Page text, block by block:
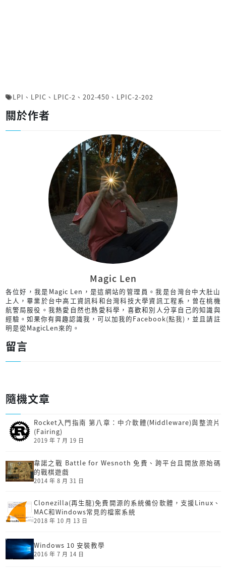
LPI 、 LPIC 、 LPIC-2 、 202-450 、 LPIC-2-202
關於作者
Magic Len
各位好，我是Magic Len，是這網站的管理員。我是台灣台中大肚山
上人，畢業於台中高工資訊科和台灣科技大學資訊工程系，曾在桃機
航警局服役。我熱愛自然也熱愛科學，喜歡和別人分享自己的知識與
經驗。如果你有興趣認識我，可以加我的Facebook(點我) ，並且請註
明是從MagicLen來的。
留言
隨機文章
Rocket入門指南 第八章：中介軟體(Middleware)與整流片
(Fairing)
2019 年 7 月 19 日
韋諾之戰 Battle for Wesnoth 免費、跨平台且開放原始碼
的戰棋遊戲
2014 年 8 月 31 日
Clonezilla(再生龍)免費開源的系統備份軟體，支援Linux、
MAC和Windows常見的檔案系統
2018 年 10 月 13 日
Windows 10 安裝教學
2016 年 7 月 14 日